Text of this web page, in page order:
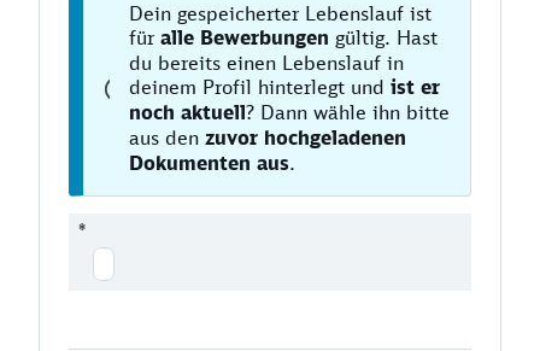
Dein gespeicherter Lebenslauf ist
füralle Bewerbungen
du bereits einen Lebenslauf in
deinem Profil hinterlegt undist er
noch aktuell? Dann wähle ihn bitte
aus denzuvor hochgeladenen
Dokumenten aus.
*